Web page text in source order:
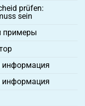
prüfen:
sein
примеры
информация
информация